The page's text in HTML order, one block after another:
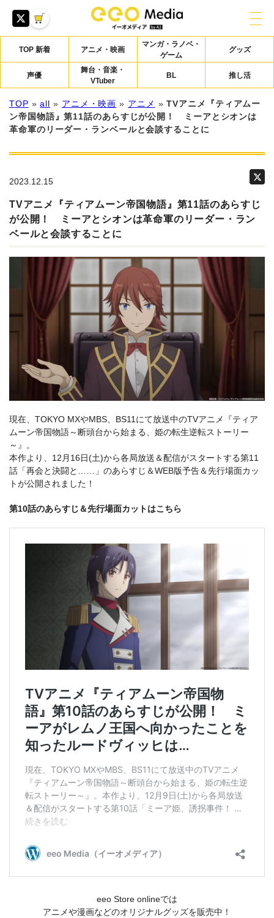
TOP 新着 アニメ・映画
マンガ・ラノベ・
ゲーム
グッズ
声優
舞台・音楽・
VTuber
BL 推し活
TOP »all » アニメ・映画 » アニメ »TVアニメ『ティアムー
ン帝国物語』第11話のあらすじが公開！ ミーアとシオンは
革命軍のリーダー・ランベールと会談することに
2023.12.15
TVアニメ『ティアムーン帝国物語』第11話のあらすじ
が公開！ ミーアとシオンは革命軍のリーダー・ラン
ベールと会談することに
現在、TOKYO MXやMBS、BS11にて放送中のTVアニメ『ティア
ムーン帝国物語～断頭台から始まる、姫の転生逆転ストーリー
～』。
本作より、12月16日(土)から各局放送＆配信がスタートする第11
話「再会と決闘と……」のあらすじ＆WEB版予告＆先行場面カッ
トが公開されました！
第10話のあらすじ＆先行場面カットはこちら
eeo Store onlineでは
アニメや漫画などのオリジナルグッズを販売中！